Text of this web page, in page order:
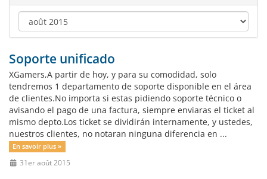
Soporte unificado
XGamers,A partir de hoy, y para su comodidad, solo
tendremos 1 departamento de soporte disponible en el área
de clientes.No importa si estas pidiendo soporte técnico o
avisando el pago de una factura, siempre enviaras el ticket al
mismo depto.Los ticket se dividirán internamente, y ustedes,
nuestros clientes, no notaran ninguna diferencia en ...
En savoir plus »
31er août 2015